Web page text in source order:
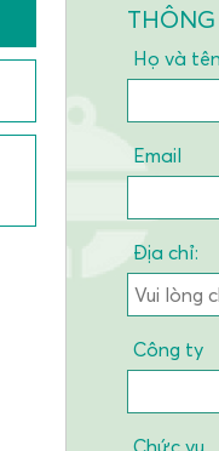
Họ và tên
Email
Địa chỉ:
Công ty
Chức vụ